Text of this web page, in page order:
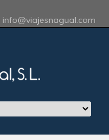
info@viajesnagual.com